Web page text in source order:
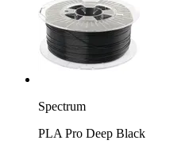
Spectrum
PLA Pro Deep Black